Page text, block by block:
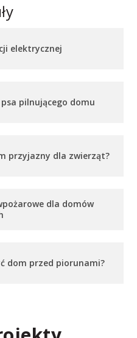
elektrycznej
psa pilnującego domu
przyjazny dla zwierząt?
dla domów
dom przed piorunami?